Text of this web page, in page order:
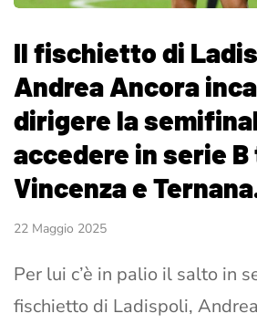
Il fischietto di
Andrea Ancora
dirigere la
accedere in serie
Vincenza e
22 Maggio 2025
Per lui c’è in palio il salto in
fischietto di Ladispoli,